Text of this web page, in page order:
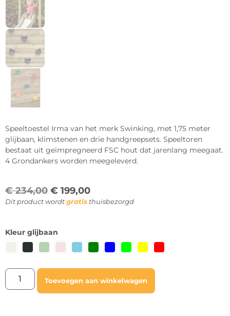
Speeltoestel Irma van het merk Swinking, met 1,75 meter
glijbaan, klimstenen en drie handgreepsets. Speeltoren
bestaat uit geïmpregneerd FSC hout dat jarenlang meegaat.
4 Grondankers worden meegeleverd.
€234,00 € 199,00
Dit product wordt gratis thuisbezorgd
Kleur glijbaan
Toevoegen aan winkelwagen